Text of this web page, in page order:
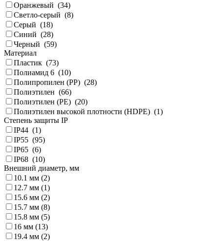
Оранжевый (34)
Светло-серый (8)
Серый (18)
Синий (28)
Черный (59)
Материал
Пластик (73)
Полиамид 6 (10)
Полипропилен (PP) (28)
Полиэтилен (66)
Полиэтилен (PE) (20)
Полиэтилен высокой плотности (HDPE) (1)
Степень защиты IP
IP44 (1)
IP55 (95)
IP65 (6)
IP68 (10)
Внешний диаметр, мм
10.1 мм (2)
12.7 мм (1)
15.6 мм (2)
15.7 мм (8)
15.8 мм (5)
16 мм (13)
19.4 мм (2)